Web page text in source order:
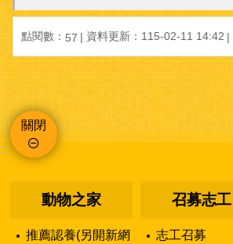
點閱數： 57 資料更新：115-02-11 14:42
關閉
:::
動物之家
推薦認養(另開新網
召募志工
志工召募